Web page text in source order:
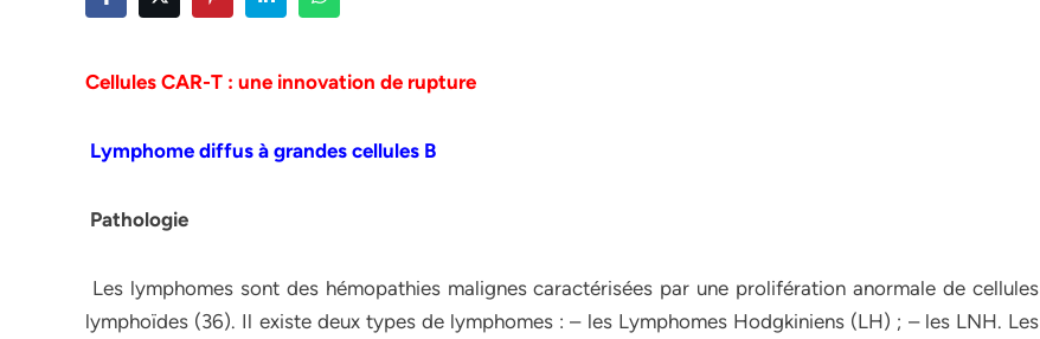
Cellules CAR-T : une innovation de rupture
Lymphome diffus à grandes cellules B
Pathologie
Les lymphomes sont des hémopathies malignes caractérisées par une prolifération anormale de cellules
lymphoïdes (36). Il existe deux types de lymphomes : – les Lymphomes Hodgkiniens (LH) ; – les LNH. Les